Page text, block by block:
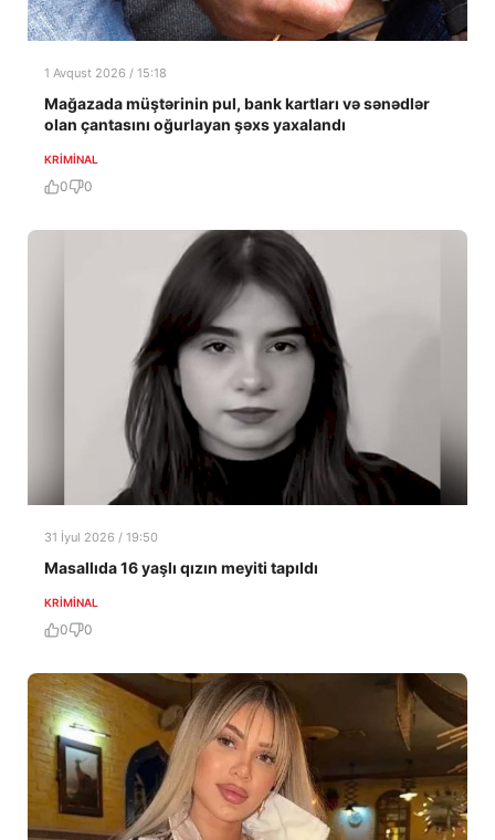
1 Avqust 2026 / 15:18
Mağazada müştərinin pul, bank kartları və sənədlər
olan çantasını oğurlayan şəxs yaxalandı
KRIMINAL
0 0
31 İyul 2026 / 19:50
Masallıda 16 yaşlı qızın meyiti tapıldı
KRIMINAL
0 0